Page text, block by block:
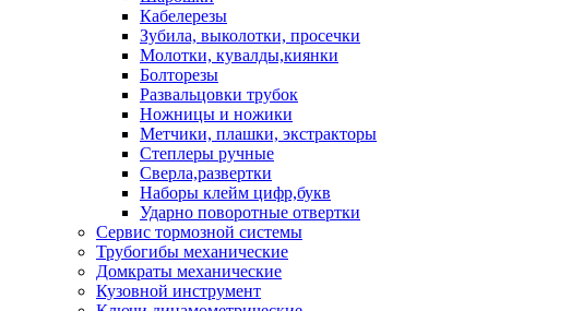
Кабелерезы
Зубила, выколотки, просечки
Молотки, кувалды,киянки
Болторезы
Развальцовки трубок
Ножницы и ножики
Метчики, плашки, экстракторы
Степлеры ручные
Сверла,развертки
Наборы клейм цифр,букв
Ударно поворотные отвертки
Сервис тормозной системы
Трубогибы механические
Домкраты механические
Кузовной инструмент